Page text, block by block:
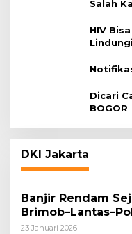
Salah
HIV
Dicari
DKI Jakarta
Banjir Rendam
Polri Siagakan
23 Januari 2026